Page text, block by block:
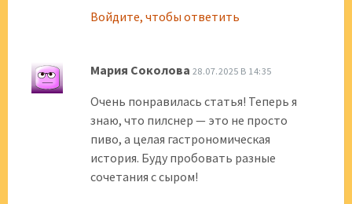
Войдите, чтобы ответить
Мария Соколова 28.07.2025 В 14:35
Очень понравилась статья! Теперь я
знаю, что пилснер — это не просто
пиво, а целая гастрономическая
история. Буду пробовать разные
сочетания с сыром!